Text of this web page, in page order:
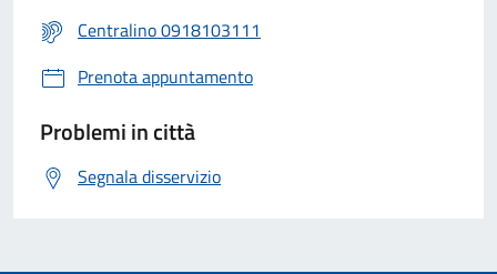
Centralino 0918103111
Prenota appuntamento
Problemi in città
Segnala disservizio